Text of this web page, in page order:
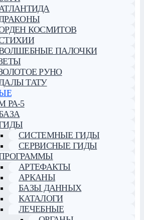
ДРАКОНЫ
КОСМИТОВ
ПАЛОЧКИ
РУНО
ТАТУ
РА-5
СИСТЕМНЫЕ ГИДЫ
СЕРВИСНЫЕ ГИДЫ
АРТЕФАКТЫ
АРКАНЫ
БАЗЫ ДАННЫХ
КАТАЛОГИ
ЛЕЧЕБНЫЕ